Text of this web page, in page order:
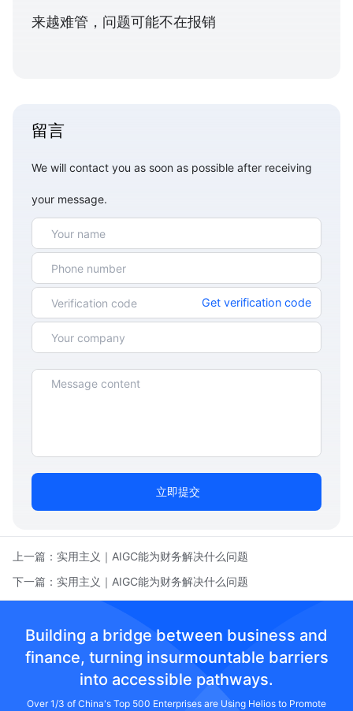
来越难管，问题可能不在报销
留言
We will contact you as soon as possible after receiving
your message.
Get verification code
立即提交
上一篇： 实用主义｜AIGC能为财务解决什么问题
下一篇： 实用主义｜AIGC能为财务解决什么问题
Building a bridge between business and
finance, turning insurmountable barriers
into accessible pathways.
Over 1/3 of China's Top 500 Enterprises are Using Helios to Promote